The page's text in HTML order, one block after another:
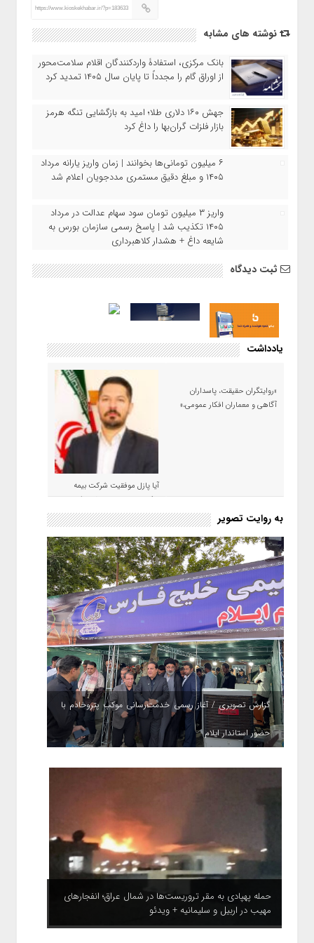
https://www.kioskekhabar.ir/?p=183633
نوشته های مشابه
بانک مرکزی، استفادۀ واردکنندگان اقلام سلامت‌محور
از اوراق گام را مجدداً تا پایان سال ۱۴۰۵ تمدید کرد
جهش ۱۶۰ دلاری طلا؛ امید به بازگشایی تنگه هرمز
بازار فلزات گران‌بها را داغ کرد
۶ میلیون تومانی‌ها بخوانند | زمان واریز یارانه مرداد
۱۴۰۵ و مبلغ دقیق مستمری مددجویان اعلام شد
واریز ۳ میلیون تومان سود سهام عدالت در مرداد
۱۴۰۵ تکذیب شد | پاسخ رسمی سازمان بورس به
شایعه داغ + هشدار کلاهبرداری
ثبت دیدگاه
یادداشت
«روایتگران حقیقت، پاسداران
آگاهی و معماران افکار عمومی،»
آیا پازل موفقیت شرکت بیمه
حکمت صبا در سال ۱۴۰۵ کامل می
شود؟!
به روایت تصویر
گزارش تصویری / آغاز رسمی خدمت‌رسانی موکب پتروخادم با
حضور استاندار ایلام
حمله پهپادی به مقر تروریست‌ها در شمال عراق؛ انفجارهای
مهیب در اربیل و سلیمانیه + ویدئو